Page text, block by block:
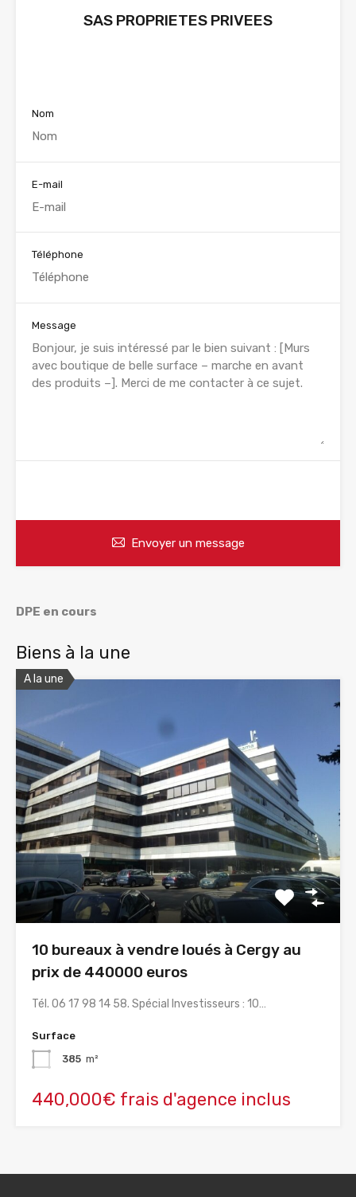
SAS PROPRIETES PRIVEES
Nom
E-mail
Téléphone
Message
Envoyer un message
DPE en cours
Biens à la une
A la une
10 bureaux à vendre loués à Cergy au
prix de 440000 euros
Tél. 06 17 98 14 58. Spécial Investisseurs : 10…
Surface
385 m²
440,000€ frais d'agence inclus